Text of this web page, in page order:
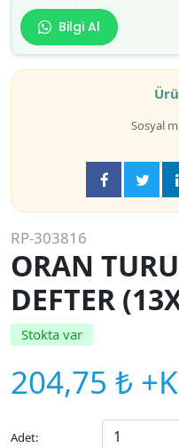
Bilgi Al
Sosyal
RP-303816
ORAN
DEFTER
Stokta var
204,75 ₺
Adet: